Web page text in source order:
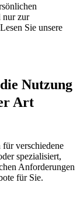
nur zur
Sie unsere
Nutzung
Art
verschiedene
spezialisiert,
Anforderungen
für Sie.